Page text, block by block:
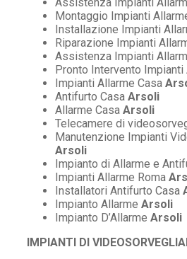
Montaggio Impianti
Installazione Impianti
Riparazione Impianti
Assistenza Impianti
Pronto Intervento Impianti
Impianti Allarme Casa
Antifurto Casa Arsoli
Allarme Casa Arsoli
Telecamere di
Manutenzione Impianti
Arsoli
Impianto di Allarme e
Impianti Allarme Roma
Installatori Antifurto Casa
Impianto Allarme Arsoli
Impianto D’Allarme Arsoli
IMPIANTI DI